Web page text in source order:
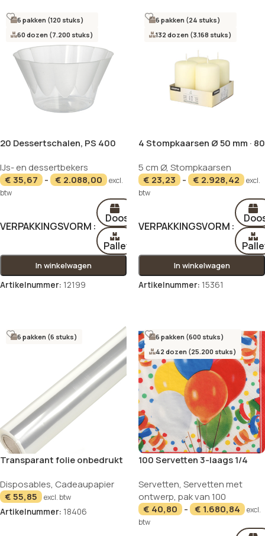
6 pakken (120 stuks)
60 dozen (7.200 stuks)
20 Dessertschalen, PS 400
IJs- en dessertbekers
€35,67 - € 2.088,00
excl.
btw
VERPAKKINGSVORM
Doos
Pallet
In winkelwagen
Artikelnummer: 12199
6 pakken (24 stuks)
132 dozen (3.168 stuks)
4 Stompkaarsen Ø 50 mm · 80
5 cm Ø, Stompkaarsen
€ 23,23 - € 2.928,42
excl.
btw
VERPAKKINGSVORM
In winkelwagen
Artikelnummer: 15361
6 pakken (6 stuks)
Transparant folie onbedrukt
Disposables, Cadeaupapier
€55,85 excl. btw
Artikelnummer: 18406
6 pakken (600 stuks)
42 dozen (25.200 stuks)
100 Servetten 3-laags 1/4
Balloons”
Servetten, Servetten met
ontwerp, pak van 100
€ 40,80 - € 1.680,84
excl.
btw